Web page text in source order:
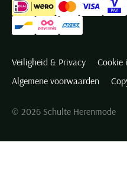
Veiligheid & Privacy Cookie
Algemene voorwaarden
© 2026 Schulte Herenmode